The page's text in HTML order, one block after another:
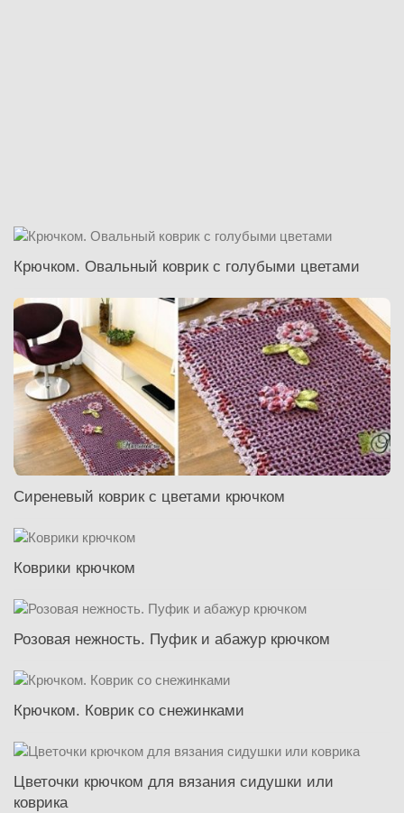
Крючком. Овальный коврик с голубыми цветами
Сиреневый коврик с цветами крючком
Коврики крючком
Розовая нежность. Пуфик и абажур крючком
Крючком. Коврик со снежинками
Цветочки крючком для вязания сидушки или
коврика